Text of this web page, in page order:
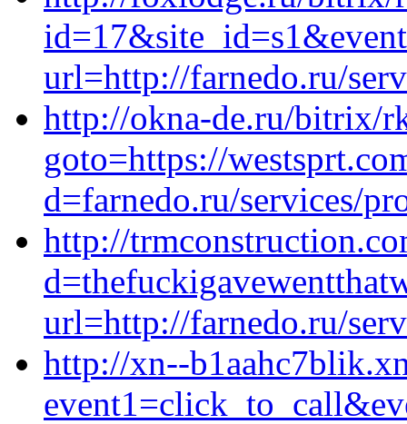
url=http://farnedo.ru/
http://okna-de.ru/bitrix/
goto=https://
d=farnedo.ru/services/
http://
url=http://farnedo.ru/
http://xn--